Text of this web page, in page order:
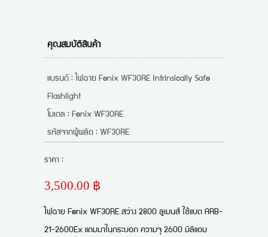
คุณสมบัติสินค้า
แบรนด์ : ไฟฉาย Fenix WF30RE Intrinsically Safe
Flashlight
โมเดล : Fenix WF30RE
รหัสจากผู้ผลิต : WF30RE
ราคา :
3,500.00 ฿
ไฟฉาย Fenix WF30RE สว่าง 2800 ลูเมนส์ ใช้แบต ARB-
21-2600Ex แถมมาในกระบอก ความจุ 2600 มิลิแอม